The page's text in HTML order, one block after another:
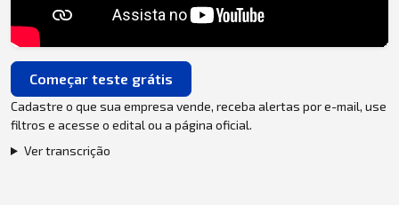
Começar teste grátis
Cadastre o que sua empresa vende, receba alertas por e-mail, use
filtros e acesse o edital ou a página oficial.
Ver transcrição